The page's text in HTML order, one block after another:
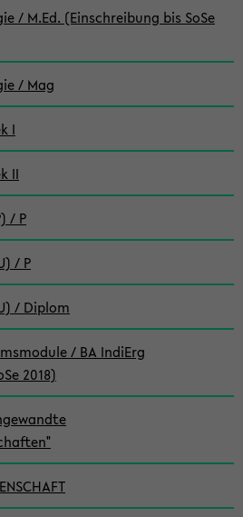
/ M.Ed. (Einschreibung bis SoSe
/ Mag
I
II
/ P
/ P
/ Diplom
/ BA IndiErg
2018)